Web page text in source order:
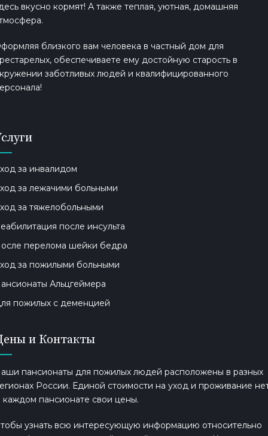
вкусно кормят! А также теплая, уютная, домашняя
близкого вам человека в частный дом для
обеспечиваете ему достойную старость в
заботливых людей и квалифицированного
за инвалидом
за лежачими больными
за тяжелобольными
после инсульта
перелома шейки бедра
за пожилыми больными
Альцгеймера
пожилых с деменцией
и Контакты
пансионаты для пожилых людей расположены в разных
России. Единой стоимости на уход и проживание
каждом пансионате свои цены.
узнать всю интересующую информацию относительно